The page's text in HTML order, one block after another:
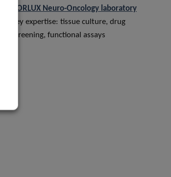
NORLUX Neuro-Oncology laboratory
Key expertise: tissue culture, drug
screening, functional assays